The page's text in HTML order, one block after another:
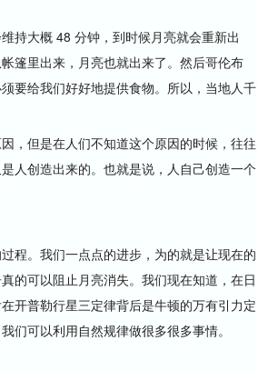
大概 48 分钟，到时候月亮就会重新出
篷里出来，月亮也就出来了。然后哥伦布
要给我们好好地提供食物。所以，当地人千
，但是在人们不知道这个原因的时候，往往
人创造出来的。也就是说，人自己创造一个
。我们一点点的进步，为的就是让现在的
的可以阻止月亮消失。我们现在知道，在日
开普勒行星三定律背后是牛顿的万有引力定
们可以利用自然规律做很多很多事情。